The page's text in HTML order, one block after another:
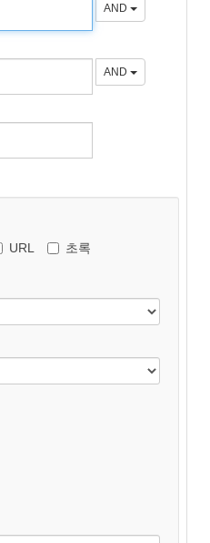
AND
AND
URL 초록